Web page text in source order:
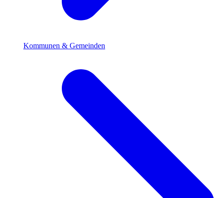
Kommunen & Gemeinden